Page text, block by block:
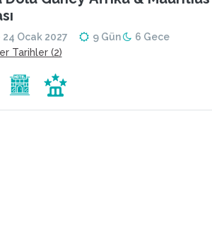
24 Ocak 2027 9 Gün
6 Gece
Tarihler (2)